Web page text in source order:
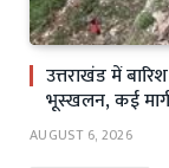
उत्तराखंड में
भूस्खलन, कई
AUGUST 6, 2026